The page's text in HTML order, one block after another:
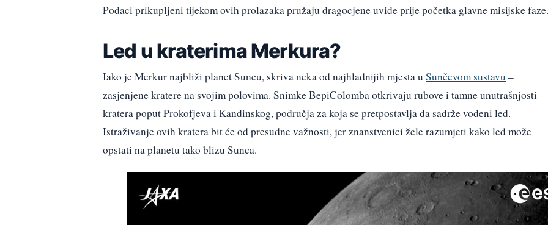
Podaci prikupljeni tijekom ovih prolazaka pružaju dragocjene uvide prije početka glavne misijske faze.
Led u kraterima Merkura?
Iako je Merkur najbliži planet Suncu, skriva neka od najhladnijih mjesta u Sunčevom sustavu –
zasjenjene kratere na svojim polovima. Snimke BepiColomba otkrivaju rubove i tamne unutrašnjosti
kratera poput Prokofjeva i Kandinskog, područja za koja se pretpostavlja da sadrže vodeni led.
Istraživanje ovih kratera bit će od presudne važnosti, jer znanstvenici žele razumjeti kako led može
opstati na planetu tako blizu Sunca.